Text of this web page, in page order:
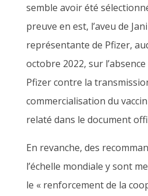
semble avoir été
preuve en est, l’aveu de
représentante de Pfizer,
octobre 2022, sur
Pfizer contre la
commercialisation du
relaté dans le document
En revanche, des
l’échelle mondiale y sont
le « renforcement de la